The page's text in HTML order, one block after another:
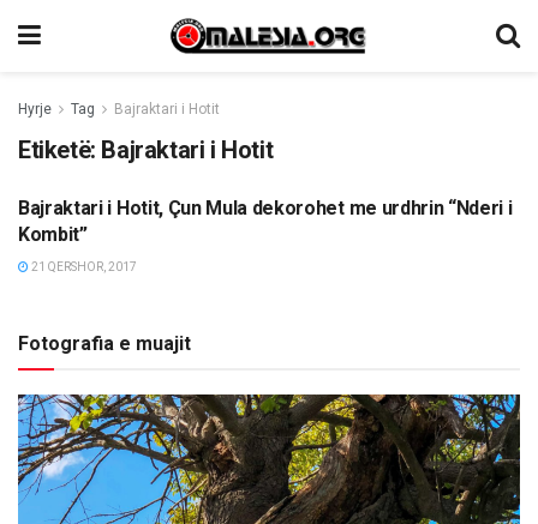
Hyrje Tag Bajraktari i Hotit
Etiketë: Bajraktari i Hotit
LAJME
Bajraktari i Hotit, Çun Mula dekorohet me urdhrin “Nderi i
Kombit”
21 QERSHOR, 2017
Fotografia e muajit